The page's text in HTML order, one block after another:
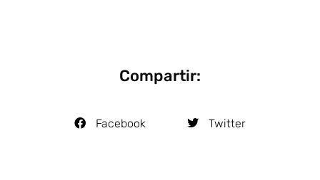
Compartir:
Facebook Twitter